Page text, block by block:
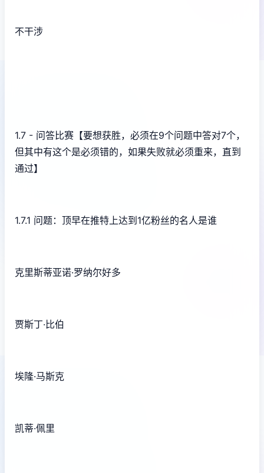
不干涉
1.7 - 问答比赛【要想获胜，必须在9个问题中答对7个，
但其中有这个是必须错的，如果失败就必须重来，直到
通过】
1.7.1 问题：顶早在推特上达到1亿粉丝的名人是谁
克里斯蒂亚诺·罗纳尔好多
贾斯丁·比伯
埃隆·马斯克
凯蒂·佩里